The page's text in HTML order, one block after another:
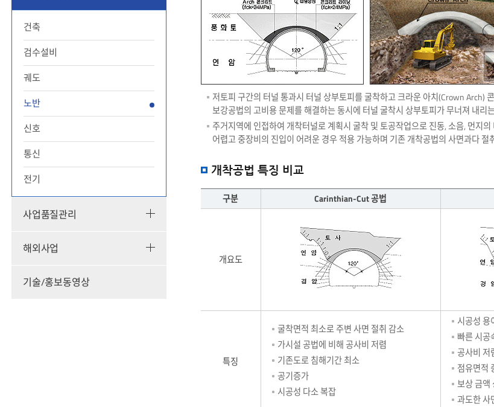
건축
검수설비
궤도
노반
신호
통신
전기
사업품질관리
해외사업
기술/홍보동영상
저토피 구간의 터널 통과시 터널 상부토피를 굴착하고 크라운 아치(Crown Arch)
보강공법의 고비용 문제를 해결하는 동시에 터널 굴착시 상부토피가 무너져 내리
주거지역에 인접하여 개착터널로 계획시 굴착 및 토공작업으로 진동, 소음, 먼지
어렵고 중장비의 진입이 어려운 경우 적용 가능하며 기존 개착공법의 사면과다
개착공법 특징 비교
공법,Open-
공법에
구분 Carinthian-Cut 공법
개요도
특징
굴착면적 최소로 주변 사면 절취 감소
가시설 공법에 비해 공사비 저렴
기존도로 침해기간 최소
공기증가
시공성 다소 복잡
시공성 용
빠른 시공
공사비 저
점유면적
보상 금액
과도한 사